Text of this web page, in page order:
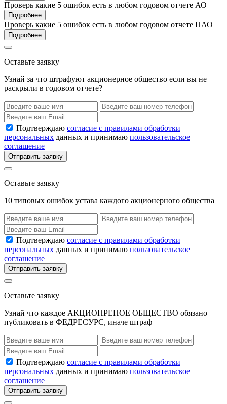
Проверь какие 5 ошибок есть в любом годовом отчете АО
Подробнее
Проверь какие 5 ошибок есть в любом годовом отчете ПАО
Подробнее
Оставьте заявку
Узнай за что штрафуют акционерное общество если вы не
раскрыли в годовом отчете?
Подтверждаю согласие с правилами обработки
персональных данных и принимаю пользовательское
соглашение
Отправить заявку
Оставьте заявку
10 типовых ошибок устава каждого акционерного общества
Подтверждаю согласие с правилами обработки
персональных данных и принимаю пользовательское
соглашение
Отправить заявку
Оставьте заявку
Узнай что каждое АКЦИОНРЕНОЕ ОБЩЕСТВО обязано
публиковать в ФЕДРЕСУРС, иначе штраф
Подтверждаю согласие с правилами обработки
персональных данных и принимаю пользовательское
соглашение
Отправить заявку